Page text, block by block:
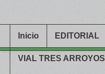
Inicio EDITORIAL
VIAL TRES ARROYOS